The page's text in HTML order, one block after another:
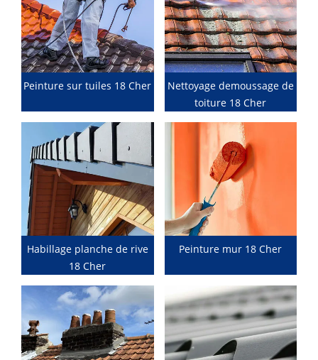
Peinture sur tuiles 18 Cher
Nettoyage demoussage de
toiture 18 Cher
Habillage planche de rive
18 Cher
Peinture mur 18 Cher